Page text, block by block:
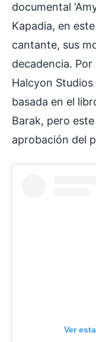
documental
Kapadia, en
cantante, sus
decadencia.
Halcyon
basada en el
Barak, pero
aprobación del
Ver